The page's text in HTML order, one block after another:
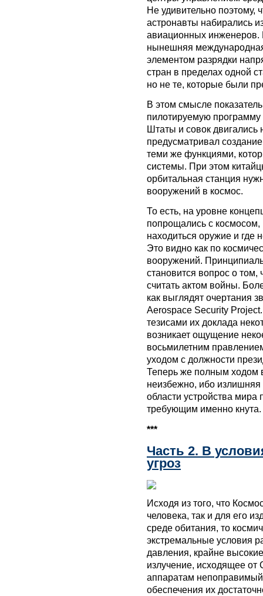
Не удивительно поэтому,
астронавты набирались
авиационных инженеров.
нынешняя
элементом разрядки
стран в пределах одной
но не те, которые были
В этом смысле
пилотируемую
Штаты и совок двигались
предусматривал
теми же функциями,
системы. При этом
орбитальная станция
вооружений в космос.
То есть, на уровне
попрощались с космосом,
находиться оружие и где
Это видно как по
вооружений.
становится вопрос о том,
считать актом войны.
как выглядят очертания
Aerospace Security
тезисами их доклада
возникает ощущение
восьмилетним
уходом с должности
Теперь же полным ходом
неизбежно, ибо излишняя
области устройства
требующим именно кнута.
***
Часть 2. В
угроз
Исходя из того, что
человека, так и для его
среде обитания, то
экстремальные условия
давления, крайне
излучение, исходящее от
аппаратам
обеспечения их